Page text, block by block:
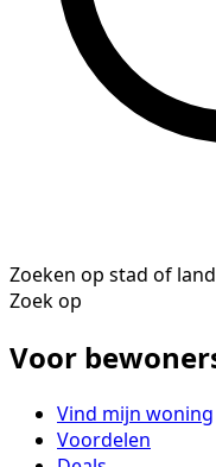
Zoeken op stad of land
Zoek op
Voor
Vind mijn woning
Voordelen